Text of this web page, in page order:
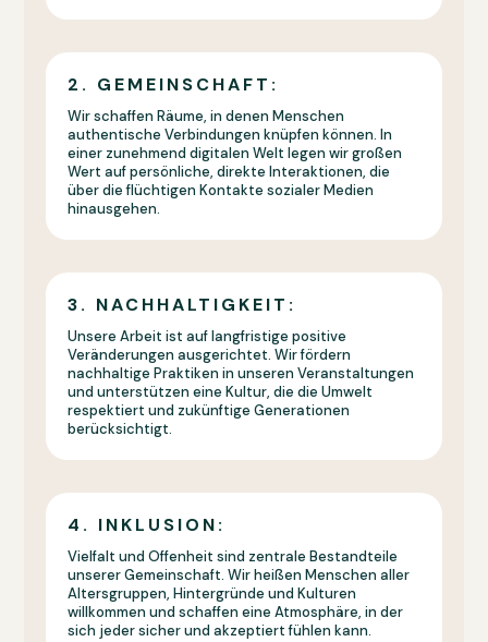
2. GEMEINSCHAFT:
Wir schaffen Räume, in denen Menschen
authentische Verbindungen knüpfen können. In
einer zunehmend digitalen Welt legen wir großen
Wert auf persönliche, direkte Interaktionen, die
über die flüchtigen Kontakte sozialer Medien
hinausgehen.
3. NACHHALTIGKEIT:
Unsere Arbeit ist auf langfristige positive
Veränderungen ausgerichtet. Wir fördern
nachhaltige Praktiken in unseren Veranstaltungen
und unterstützen eine Kultur, die die Umwelt
respektiert und zukünftige Generationen
berücksichtigt.
4. INKLUSION:
Vielfalt und Offenheit sind zentrale Bestandteile
unserer Gemeinschaft. Wir heißen Menschen aller
Altersgruppen, Hintergründe und Kulturen
willkommen und schaffen eine Atmosphäre, in der
sich jeder sicher und akzeptiert fühlen kann.